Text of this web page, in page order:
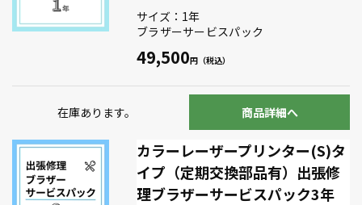
サイズ：1年
ブラザーサービスパック
49,500
在庫あります。 商品詳細へ
カラーレーザープリンター(S)タ
イプ（定期交換部品有）出張修
理ブラザーサービスパック3年